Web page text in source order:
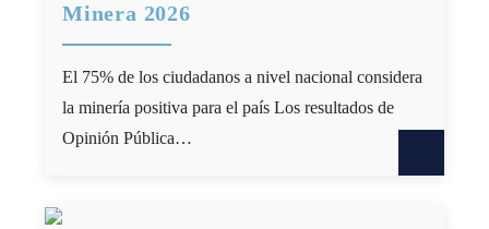
Minera 2026
El 75% de los ciudadanos a nivel nacional considera
la minería positiva para el país Los resultados de
Opinión Pública…